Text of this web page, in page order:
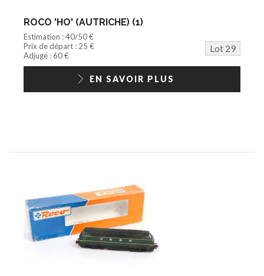
ROCO 'HO' (AUTRICHE) (1)
Estimation : 40/50 €
Prix de départ : 25 €
Lot 29
Adjugé : 60 €
EN SAVOIR PLUS